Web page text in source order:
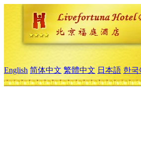
English 简体中文 繁體中文 日本語 한국